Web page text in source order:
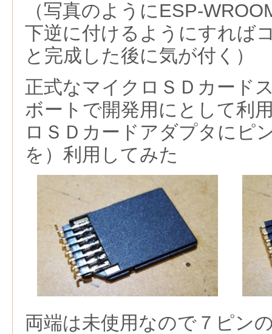
（写真のようにESP-
下逆に付けるようにすれば
と完成した後に気が付く）
正式なマイクロＳＤカード
ボートで開発用にとして利
ロＳＤカードアダプタにピ
を）利用してみた
両端は未使用なので７ピン